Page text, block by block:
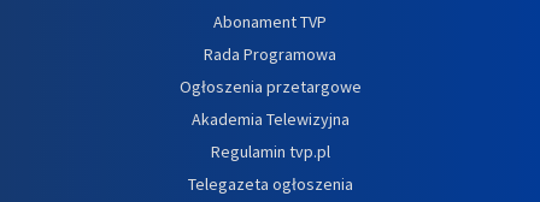
Abonament TVP
Rada Programowa
Ogłoszenia przetargowe
Akademia Telewizyjna
Regulamin tvp.pl
Telegazeta ogłoszenia